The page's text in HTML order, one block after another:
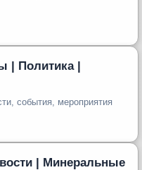
| Политика |
события, мероприятия
| Минеральные